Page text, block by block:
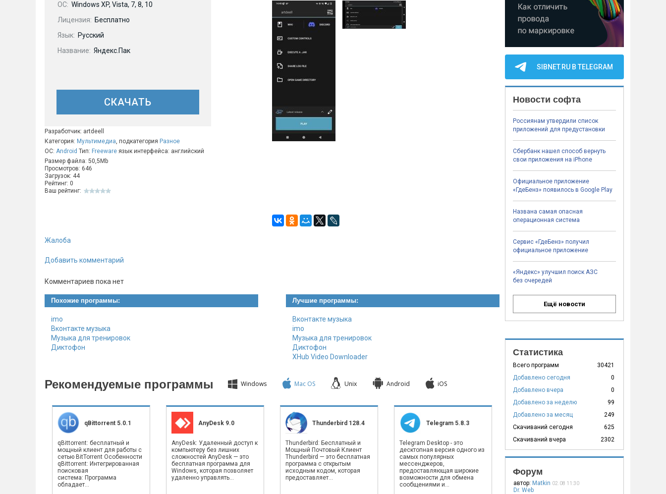
СКАЧАТЬ
OC: Windows XP, Vista, 7, 8, 10
Лицензия: Бесплатно
Язык: Русский
Название: Яндекс.Пак
Разработчик: artdeell
Категория: Мультимедиа, подкатегория Разное
ОС: Android Тип: Freeware язык интерфейса: английский
Размер файла: 50,5Mb
Просмотров: 646
Загрузок: 44
Рейтинг: 0
Ваш рейтинг:
Жалоба
Добавить комментарий
Комментариев пока нет
Похожие программы:
imo
Вконтакте музыка
Музыка для тренировок
Диктофон
Лучшие программы:
Вконтакте музыка
imo
Музыка для тренировок
Диктофон
XHub Video Downloader
Рекомендуемые программы Windows Mac OS Unix Android iOS
qBittorrent 5.0.1
qBittorrent: бесплатный и
мощный клиент для работы с
сетью BitTorrent Особенности
qBittorrent: Интегрированная
поисковая
система: Программа
обладает...
AnyDesk 9.0
AnyDesk: Удаленный доступ к
компьютеру без лишних
сложностей AnyDesk — это
бесплатная программа для
Windows, которая позволяет
удаленно управлять...
Thunderbird 128.4
Thunderbird: Бесплатный и
Мощный Почтовый Клиент
Thunderbird — это бесплатная
программа с открытым
исходным кодом, которая
предоставляет...
Telegram 5.8.3
Telegram Desktop - это
десктопная версия одного из
самых популярных
мессенджеров,
предоставляющая широкие
возможности для обмена
сообщениями и...
SIBNET.RU В TELEGRAM
Новости софта
Россиянам утвердили список
приложений для предустановки
Сбербанк нашел способ вернуть
свои приложения на iPhone
Официальное приложение
«ГдеБенз» появилось в Google Play
Названа самая опасная
операционная система
Сервис «ГдеБенз» получил
официальное приложение
«Яндекс» улучшил поиск АЗС
без очередей
Ещё новости
Статистика
Всего программ
30421
Добавлено сегодня
0
Добавлено вчера
0
Добавлено за неделю
99
Добавлено за месяц
249
Скачиваний сегодня
625
Скачиваний вчера
2302
Форум
автор: Matkin 02.08 11:30
Dr. Web